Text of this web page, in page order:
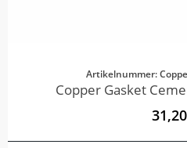
Artikelnummer:
Copper Gasket